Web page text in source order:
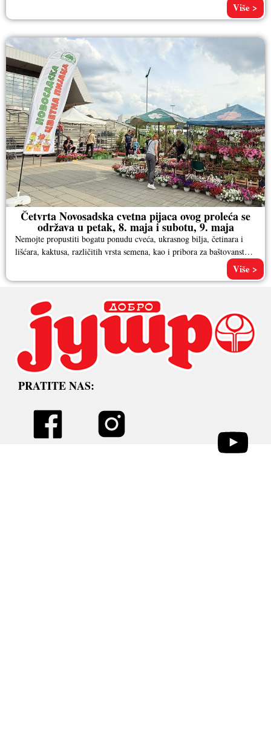
Više >
Četvrta Novosadska cvetna pijaca ovog proleća se
održava u petak, 8. maja i subotu, 9. maja
Nemojte propustiti bogatu ponudu cveća, ukrasnog bilja, četinara i
lišćara, kaktusa, različitih vrsta semena, kao i pribora za baštovanstvo.
Više >
PRATITE NAS: